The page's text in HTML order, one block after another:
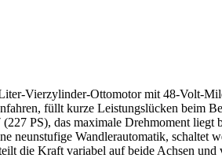
Vierzylinder-Ottomotor mit 48-Volt-
füllt kurze Leistungslücken beim
PS), das maximale Drehmoment liegt
neunstufige Wandlerautomatik, schaltet
die Kraft variabel auf beide Achsen und